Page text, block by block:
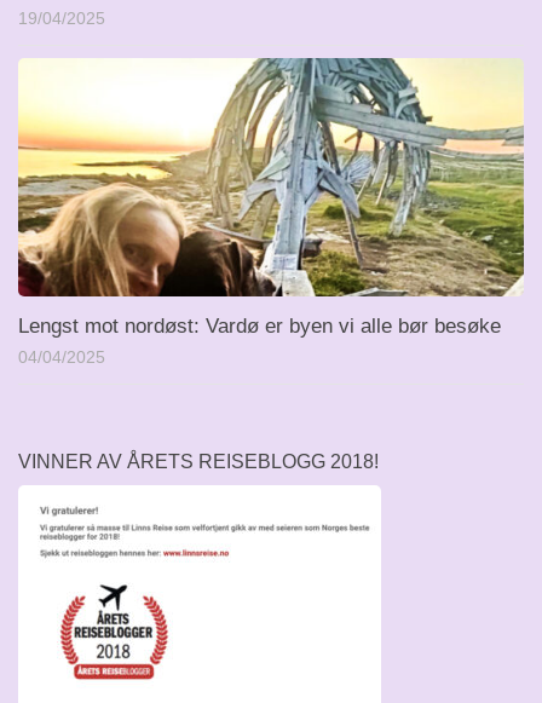
19/04/2025
Lengst mot nordøst: Vardø er byen vi alle bør besøke
04/04/2025
VINNER AV ÅRETS REISEBLOGG 2018!